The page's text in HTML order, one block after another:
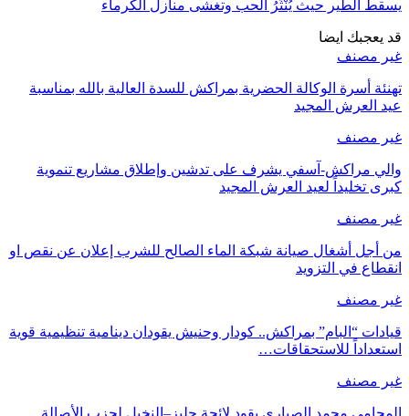
نقص او
قوية